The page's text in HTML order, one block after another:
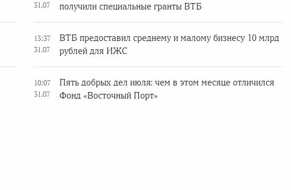
31.07
получили специальные гранты ВТБ
13:37
31.07
ВТБ предоставил среднему и малому бизнесу 10 млрд
рублей для ИЖС
10:07
31.07
Пять добрых дел июля: чем в этом месяце отличился
Фонд «Восточный Порт»